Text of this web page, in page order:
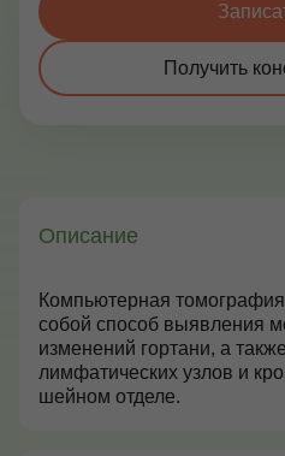
Наши клиники
Полезные статьи
Оплата онлайн
Max
Записаться сейчас
Описание
Компьютерная
собой способ выявления
изменений гортани, а
лимфатических узлов и
шейном отделе.
Получить